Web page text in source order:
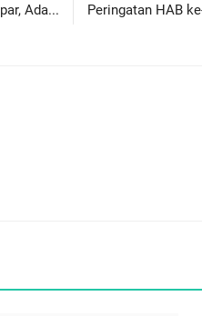
Ada...
Peringatan HAB